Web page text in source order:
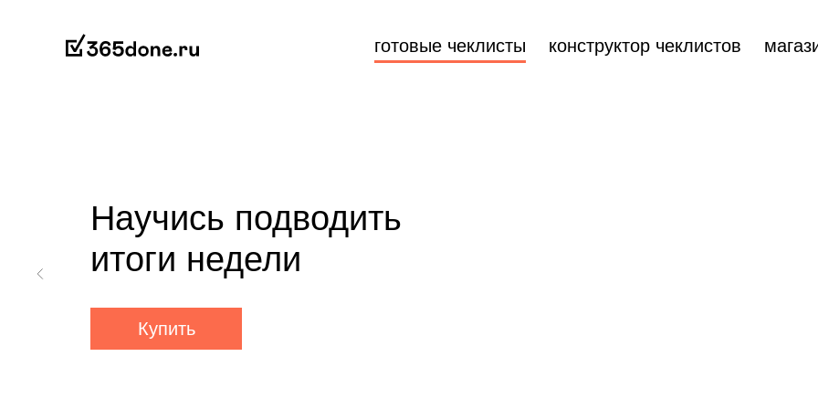
готовые чеклисты конструктор чеклистов
Научись подводить
итоги недели
Купить